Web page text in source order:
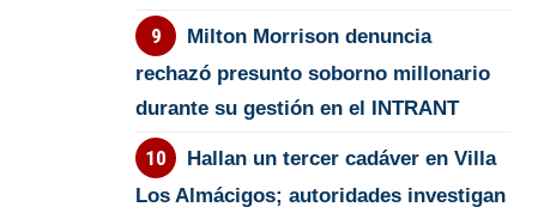
Milton Morrison denuncia
rechazó presunto soborno millonario
durante su gestión en el INTRANT
Hallan un tercer cadáver en Villa
Los Almácigos; autoridades investigan